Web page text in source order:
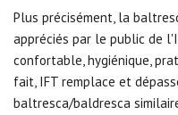
Plus précisément, la
appréciés par le public de
confortable, hygiénique,
fait, IFT remplace et
baltresca/baldresca